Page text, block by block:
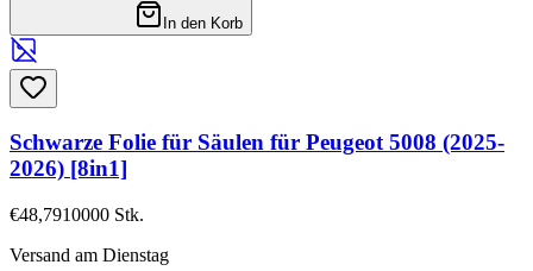
In den Korb
Schwarze Folie für Säulen für Peugeot 5008 (2025-
2026) [8in1]
€48,7910000 Stk.
Versand am Dienstag